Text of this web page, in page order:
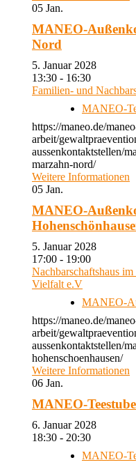
05 Jan.
MANEO-
Nord
5. Januar 2028
13:30 - 16:30
Familien- und
MANEO-
https://maneo.de/
arbeit/
aussenkontaktstellen/
marzahn-nord/
Weitere Informationen
05 Jan.
MANEO-
5. Januar 2028
17:00 - 19:00
Nachbarschaftshaus
Vielfalt e.V
MANEO-
https://maneo.de/
arbeit/
aussenkontaktstellen/
hohenschoenhausen/
Weitere Informationen
06 Jan.
MANEO-
6. Januar 2028
18:30 - 20:30
MANEO-